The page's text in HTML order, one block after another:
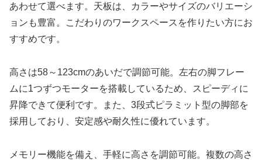
あわせて選べます。天板は、カラーやサイズのバリエーシ
ョンも豊富。こだわりのワークスペースを作りたい方にお
すすめです。
高さは58～123cmのあいだで調節可能。左右の脚フレー
ムに1つずつモーターを搭載しているため、スピーディに
昇降できて便利です。また、3段式ピラミット型の脚部を
採用しており、安定感や耐久性に優れています。
メモリー機能を備え、手軽に高さを調節可能。複数の高さ